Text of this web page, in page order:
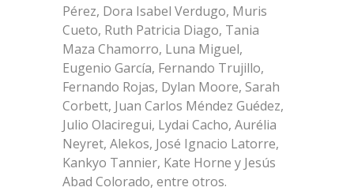
Pérez, Dora Isabel Verdugo, Muris
Cueto, Ruth Patricia Diago, Tania
Maza Chamorro, Luna Miguel,
Eugenio García, Fernando Trujillo,
Fernando Rojas, Dylan Moore, Sarah
Corbett, Juan Carlos Méndez Guédez,
Julio Olaciregui, Lydai Cacho, Aurélia
Neyret, Alekos, José Ignacio Latorre,
Kankyo Tannier, Kate Horne y Jesús
Abad Colorado, entre otros.